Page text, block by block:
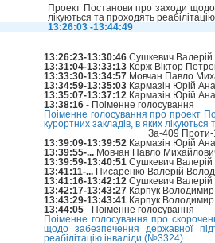
Проект Постанови про заходи щодо
лікуються та проходять
13:26:03 -13:44:49
13:26:23-13:30:46 Сушкевич
13:31:04-13:33:13 Корж Віктор
13:33:30-13:34:57 Мовчан Павло
13:34:59-13:35:03 Кармазін Юрій
13:35:07-13:37:12 Кармазін Юрій
13:38:16 - Поіменне голосування
Поіменне голосування про проект
курортних закладів, в яких
За-409 Проти-
13:39:09-13:39:52 Кармазін Юрій
13:39:55-... Мовчан Павло
13:39:59-13:40:51 Сушкевич
13:41:11-... Писаренко Валерій
13:41:16-13:42:12 Сушкевич
13:42:17-13:43:27 Карпук Володимир
13:43:29-13:43:41 Карпук Володимир
13:44:05 - Поіменне голосування
Поіменне голосування про
щодо забезпечення державної
реабілітацію інваліди (№3324)